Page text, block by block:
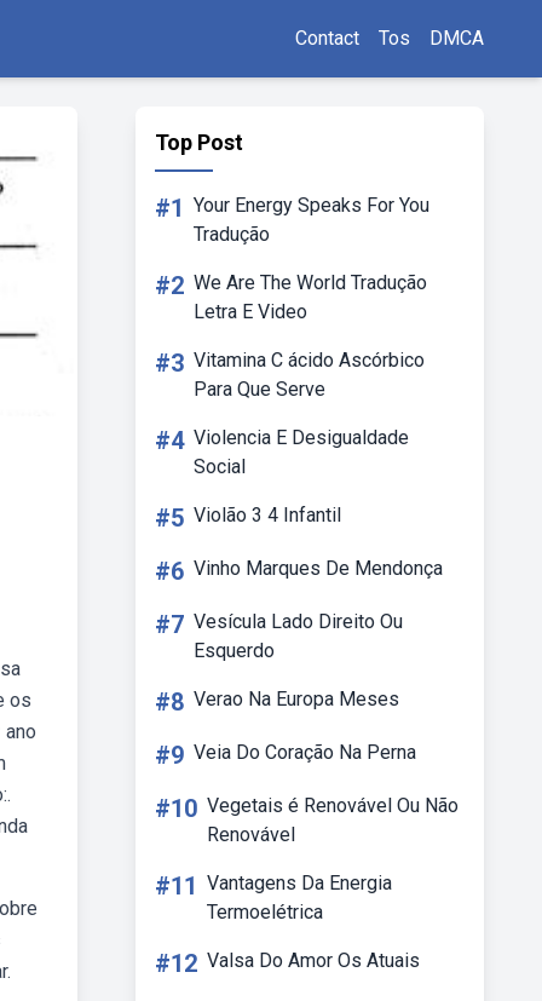
Contact Tos DMCA
os
Top Post
#1 Your Energy Speaks For You
Tradução
#2 We Are The World Tradução
Letra E Video
#3 Vitamina C ácido Ascórbico
Para Que Serve
#4 Violencia E Desigualdade
Social
#5 Violão 3 4 Infantil
#6 Vinho Marques De Mendonça
#7 Vesícula Lado Direito Ou
Esquerdo
#8 Verao Na Europa Meses
#9 Veia Do Coração Na Perna
#10 Vegetais é Renovável Ou Não
Renovável
#11 Vantagens Da Energia
Termoelétrica
#12 Valsa Do Amor Os Atuais